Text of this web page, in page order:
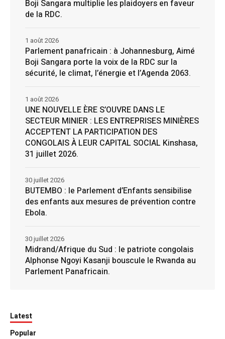
Boji Sangara multiplie les plaidoyers en faveur
de la RDC.
Parlement panafricain : à Johannesburg, Aimé
Boji Sangara porte la voix de la RDC sur la
sécurité, le climat, l’énergie et l’Agenda 2063.
1 août 2026
UNE NOUVELLE ÈRE S’OUVRE DANS LE
SECTEUR MINIER : LES ENTREPRISES MINIÈRES
ACCEPTENT LA PARTICIPATION DES
CONGOLAIS À LEUR CAPITAL SOCIAL Kinshasa,
31 juillet 2026.
1 août 2026
BUTEMBO : le Parlement d’Enfants sensibilise
des enfants aux mesures de prévention contre
Ebola.
30 juillet 2026
Midrand/Afrique du Sud : le patriote congolais
Alphonse Ngoyi Kasanji bouscule le Rwanda au
Parlement Panafricain.
30 juillet 2026
Latest
Popular